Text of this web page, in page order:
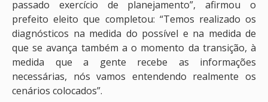
passado exercício de planejamento”, afirmou o
prefeito eleito que completou: “Temos realizado os
diagnósticos na medida do possível e na medida de
que se avança também a o momento da transição, à
medida que a gente recebe as informações
necessárias, nós vamos entendendo realmente os
cenários colocados”.